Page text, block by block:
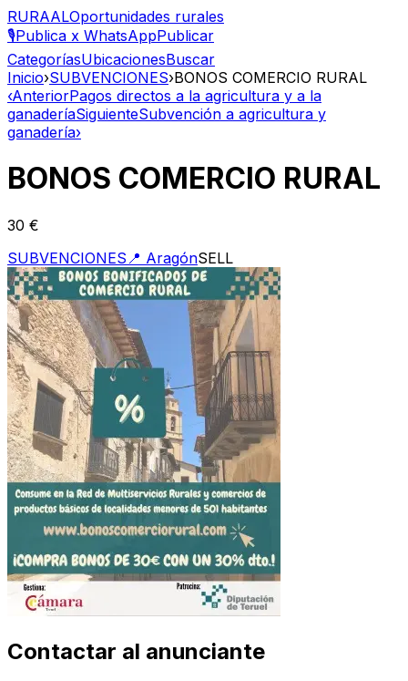
RURAALOportunidades rurales
🎙️Publica x WhatsAppPublicar
CategoríasUbicacionesBuscar
Inicio›SUBVENCIONES›BONOS COMERCIO RURAL
‹AnteriorPagos directos a la agricultura y a la
ganaderíaSiguienteSubvención a agricultura y
ganadería›
BONOS COMERCIO RURAL
30 €
SUBVENCIONES 📍 AragónSELL
Contactar al anunciante